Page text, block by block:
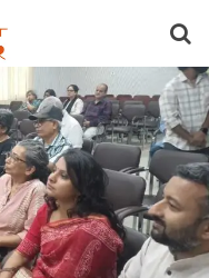
टिहरी गढ़वाल
रुद्रप्रयागहरिद्वारदेशदुनिया